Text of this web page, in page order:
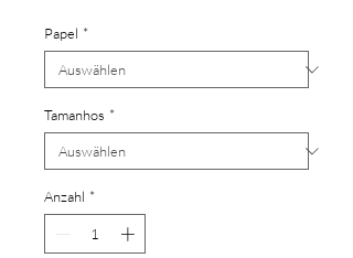
Papel *
Tamanhos *
Anzahl *